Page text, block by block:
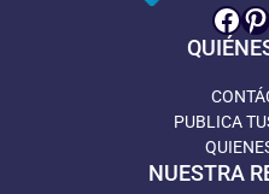
PUBLICA
NUESTRA